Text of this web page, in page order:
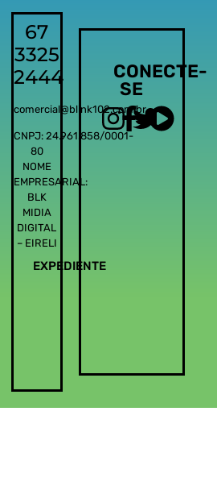
67
3325
2444
comercial@blink102.com.br
CNPJ: 24.961.858/0001-
80
NOME
EMPRESARIAL:
BLK
MIDIA
DIGITAL
– EIRELI
EXPEDIENTE
CONECTE-
SE